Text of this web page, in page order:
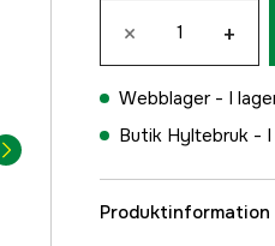
× +
Webblager - I
Butik Hyltebruk -
Produktinformation